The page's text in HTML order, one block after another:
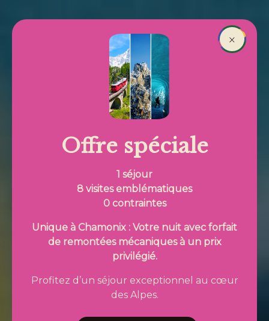
Réserver
×
Offre spéciale
1 séjour
8 visites emblématiques
0 contraintes
Unique à Chamonix : Votre nuit avec forfait
de remontées mécaniques à un prix
privilégié.
Profitez d’un séjour exceptionnel au cœur
des Alpes.